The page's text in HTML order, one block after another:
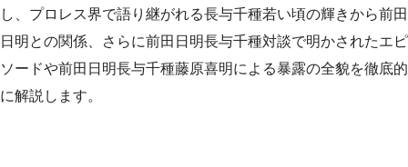
し、プロレス界で語り継がれる長与千種若い頃の輝きから前田
日明との関係、さらに前田日明長与千種対談で明かされたエピ
ソードや前田日明長与千種藤原喜明による暴露の全貌を徹底的
に解説します。